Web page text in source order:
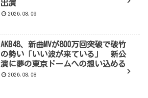
出演
2026.08.09
AKB48、新曲MVが800万回突破で破竹
の勢い「いい波が来ている」 新公
演に夢の東京ドームへの想い込める
2026.08.08